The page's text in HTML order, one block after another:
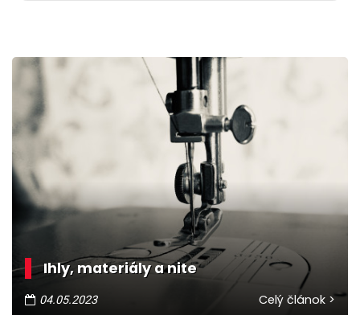
Ihly, materiály a nite
04.05.2023 Celý článok >